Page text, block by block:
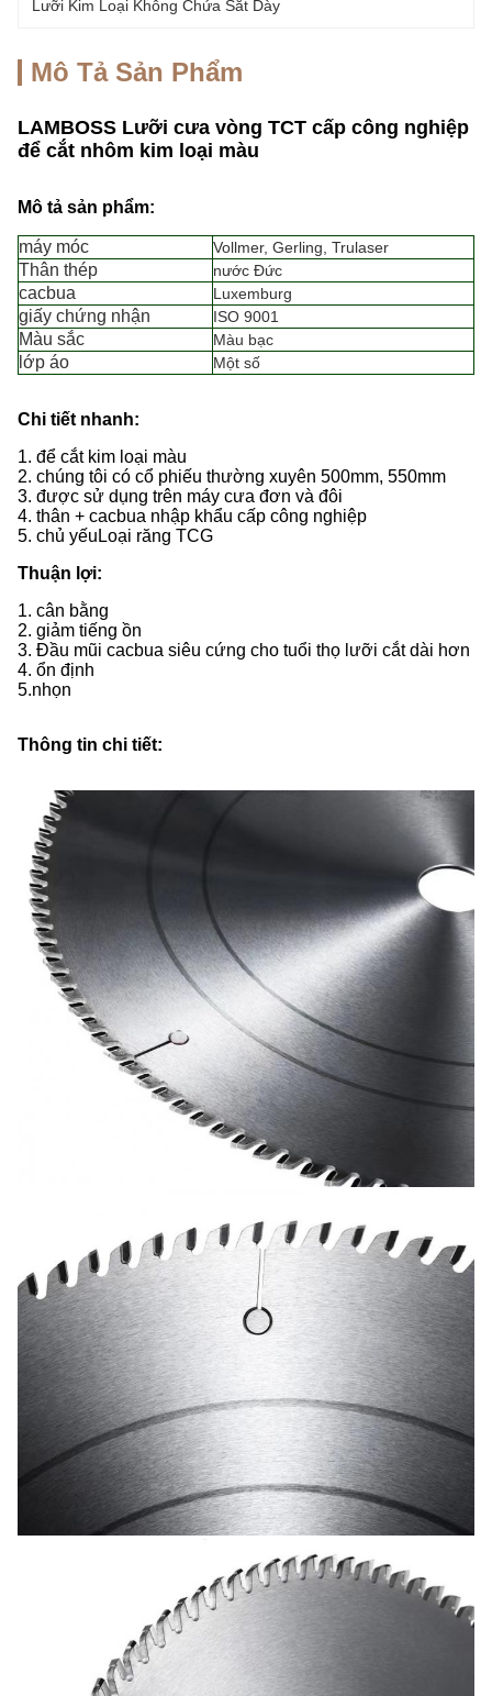
Lưỡi Kim Loại Không Chứa Sắt Dày
Mô Tả Sản Phẩm
LAMBOSS Lưỡi cưa vòng TCT cấp công nghiệp
để cắt nhôm kim loại màu
Mô tả sản phẩm:
máy móc Vollmer, Gerling, Trulaser
Thân thép nước Đức
cacbua Luxemburg
giấy chứng nhận ISO 9001
Màu sắc Màu bạc
lớp áo Một số
Chi tiết nhanh:
1. để cắt kim loại màu
2. chúng tôi có cổ phiếu thường xuyên 500mm, 550mm
3. được sử dụng trên máy cưa đơn và đôi
4. thân + cacbua nhập khẩu cấp công nghiệp
5. chủ yếu Loại răng TCG
Thuận lợi:
1. cân bằng
2. giảm tiếng ồn
3. Đầu mũi cacbua siêu cứng cho tuổi thọ lưỡi cắt dài hơn
4. ổn định
5.nhọn
Thông tin chi tiết: